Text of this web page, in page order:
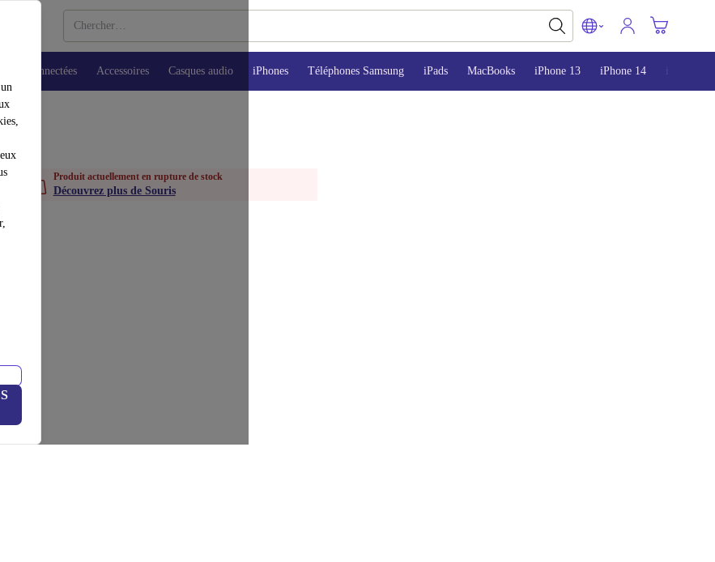
connectées Accessoires Casques audio iPhones Téléphones Samsung iPads MacBooks iPhone 13 iPhone 14 iPhone 15
Produit actuellement en rupture de stock
Découvrez plus de Souris